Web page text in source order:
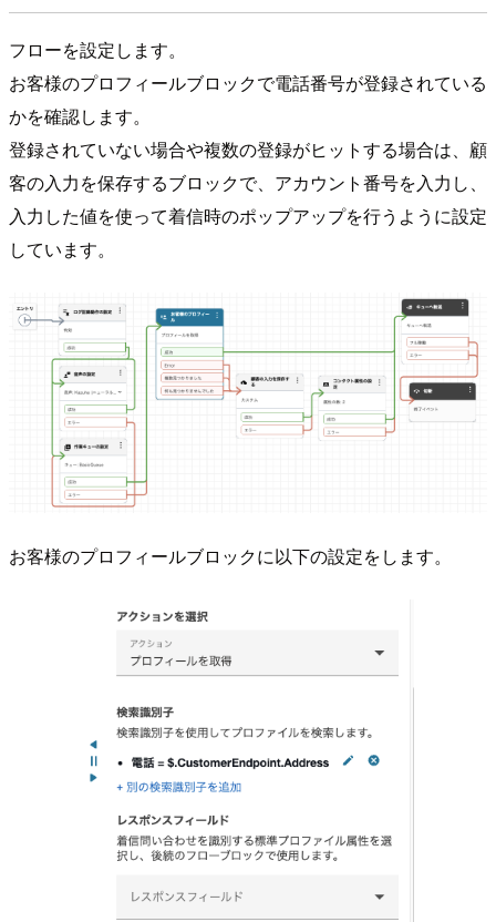
フローを設定します。
お客様のプロフィールブロックで電話番号が登録されている
かを確認します。
登録されていない場合や複数の登録がヒットする場合は、顧
客の入力を保存するブロックで、アカウント番号を入力し、
入力した値を使って着信時のポップアップを行うように設定
しています。
お客様のプロフィールブロックに以下の設定をします。